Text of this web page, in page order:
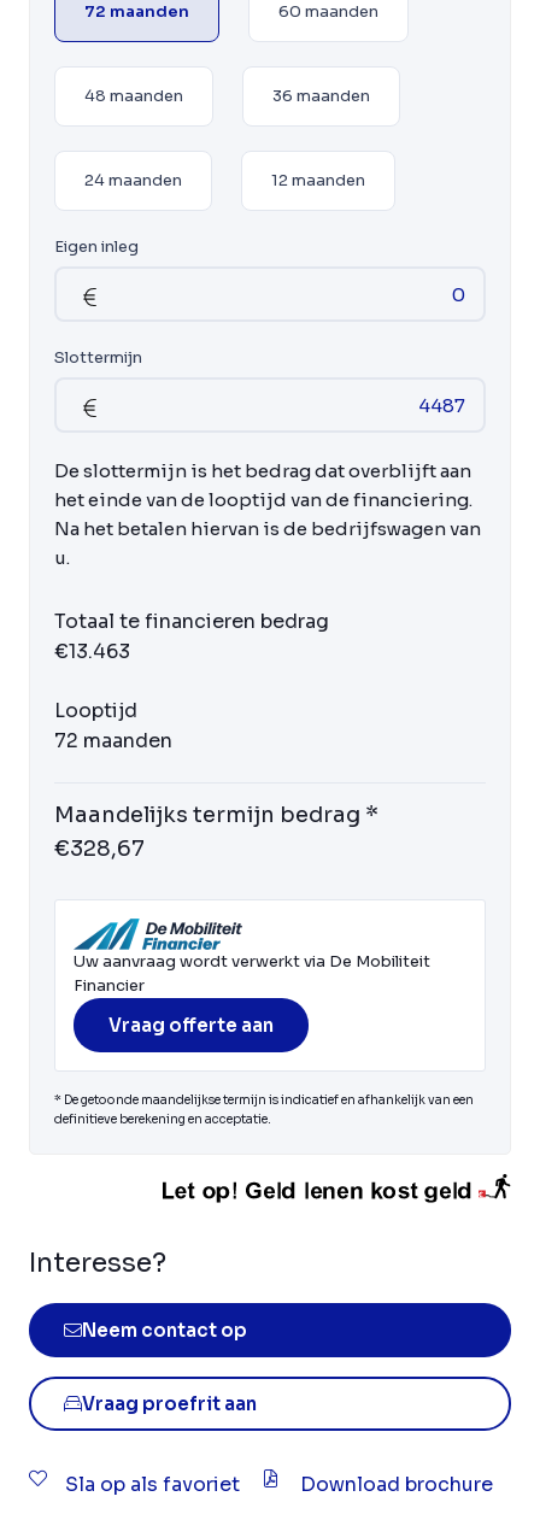
72 maanden 60 maanden
48 maanden 36 maanden
24 maanden 12 maanden
Eigen inleg
Slottermijn
De slottermijn is het bedrag dat overblijft aan
het einde van de looptijd van de financiering.
Na het betalen hiervan is de bedrijfswagen van
u.
Totaal te financieren bedrag
€13.463
Looptijd
72 maanden
Maandelijks termijn bedrag *
€328,67
Uw aanvraag wordt verwerkt via De Mobiliteit
Financier
Vraag offerte aan
* De getoonde maandelijkse termijn is indicatief en afhankelijk van een
definitieve berekening en acceptatie.
Interesse?
Neem contact op
Vraag proefrit aan
Sla op als favoriet Download brochure